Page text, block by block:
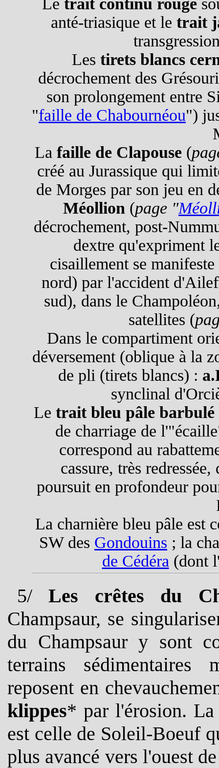
Le trait continu rouge
anté-triasique et le trait
Les tirets blancs
décrochement des
son prolongement entre
"faille de Chabournéou")
La faille de Clapouse(
créé au Jurassique qui
de Morges par son jeu en
Méollion (page "
décrochement, post-
dextre qu'expriment
cisaillement se
nord) par l'accident
sud), dans le
satellites (
Dans le compartiment
déversement (oblique à la
de pli (tirets blancs) :
synclinal
Le trait bleu pâle barbulé
de charriage de
correspond au
cassure, très
poursuit en profondeur
La charnière bleu pâle est
SW des Gondouins ; la
de Cédéra (dont
5/Les crêtes du
Champsaur, se
du Champsaur y sont
terrains sédimentaires
reposent en
klippes* par l'érosion. La
est celle de Soleil-Boeuf
plus avancé vers l'ouest